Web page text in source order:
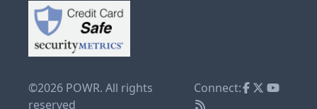
©2026 POWR. All rights
reserved
Connect: